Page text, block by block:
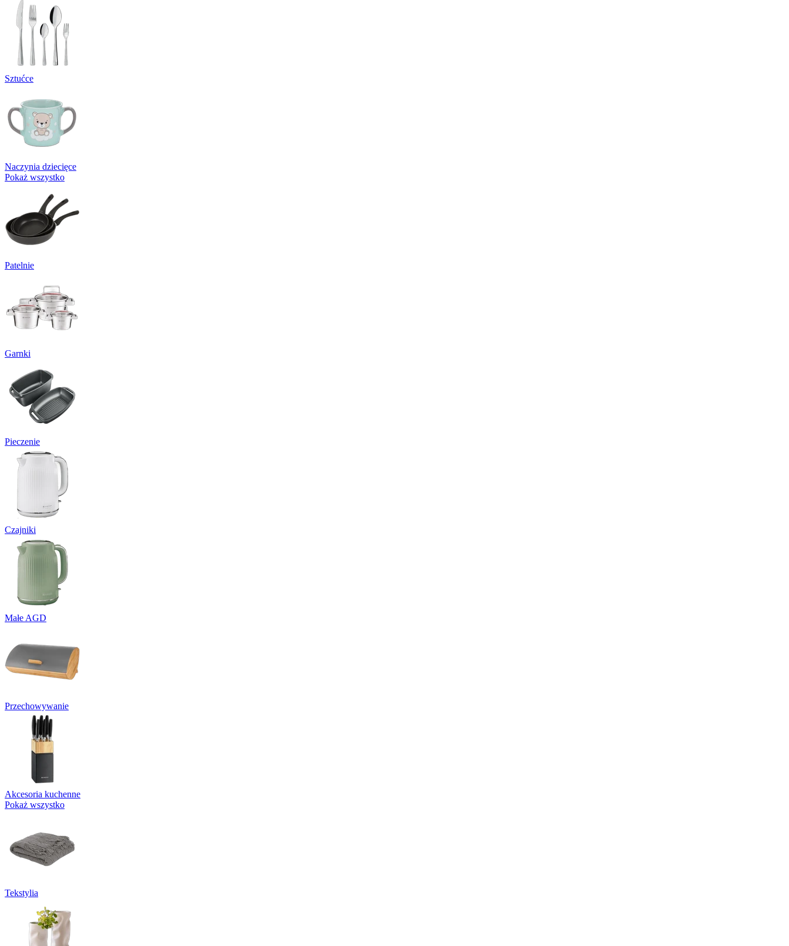
Sztućce
Naczynia dziecięce
Pokaż wszystko
Patelnie
Garnki
Pieczenie
Czajniki
Małe AGD
Przechowywanie
Akcesoria kuchenne
Pokaż wszystko
Tekstylia